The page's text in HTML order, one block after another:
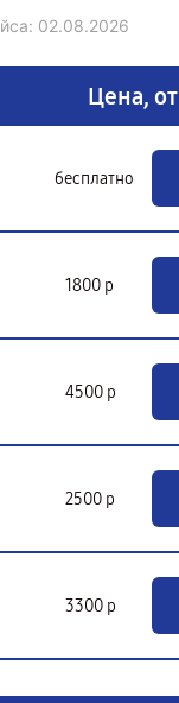
02.08.2026
Цена, от
бесплатно
1800 р
4500 р
2500 р
3300 р